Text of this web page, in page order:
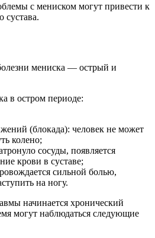
с мениском могут привести к
сустава.
мениска — острый и
в остром периоде:
(блокада): человек не может
колено;
сосуды, появляется
крови в суставе;
сильной болью,
на ногу.
начинается хронический
могут наблюдаться следующие